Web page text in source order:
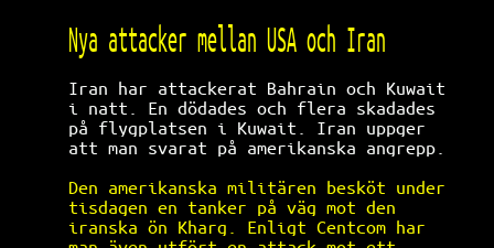
Nya attacker mellan USA och Iran
Iran har attackerat Bahrain och Kuwait
i natt. En dödades och flera skadades
på flygplatsen i Kuwait. Iran uppger
att man svarat på amerikanska angrepp.
Den amerikanska militären besköt under
tisdagen en tanker på väg mot den
iranska ön Kharg. Enligt Centcom har